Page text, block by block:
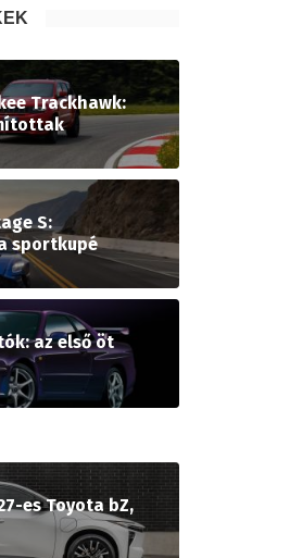
Trackhawk:
S:
sportkupé
az első öt
es Toyota bZ,